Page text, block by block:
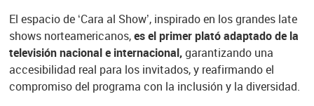
El espacio de ‘Cara al Show’, inspirado en los grandes late
shows norteamericanos,es el primer plató adaptado de la
televisión nacional e internacional,garantizando una
accesibilidad real para los invitados, y reafirmando el
compromiso del programa con la inclusión y la diversidad.